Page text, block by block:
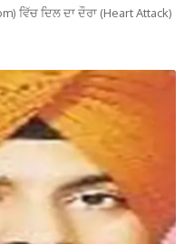
ਵਿੱਚ ਦਿਲ ਦਾ ਦੌਰਾ (Heart Attack)